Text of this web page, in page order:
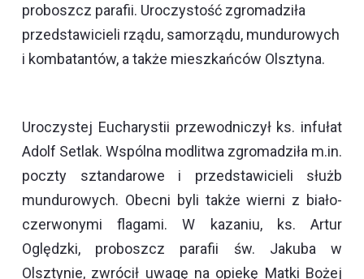
proboszcz parafii. Uroczystość zgromadziła
przedstawicieli rządu, samorządu, mundurowych
i kombatantów, a także mieszkańców Olsztyna.
Uroczystej Eucharystii przewodniczył ks. infułat
Adolf Setlak. Wspólna modlitwa zgromadziła m.in.
poczty sztandarowe i przedstawicieli służb
mundurowych. Obecni byli także wierni z biało-
czerwonymi flagami. W kazaniu, ks. Artur
Oględzki, proboszcz parafii św. Jakuba w
Olsztynie, zwrócił uwagę na opiekę Matki Bożej